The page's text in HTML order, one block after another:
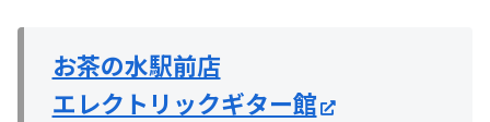
お茶の水駅前店
エレクトリックギター館